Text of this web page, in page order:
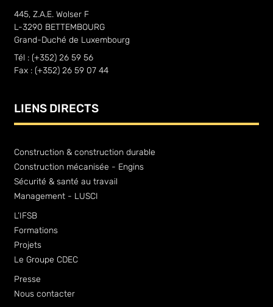
445, Z.A.E. Wolser F
L-3290 BETTEMBOURG
Grand-Duché de Luxembourg
Tél : (+352) 26 59 56
Fax : (+352) 26 59 07 44
LIENS DIRECTS
Construction & construction durable
Construction mécanisée - Engins
Sécurité & santé au travail
Management - LUSCI
L’IFSB
Formations
Projets
Le Groupe CDEC
Presse
Nous contacter